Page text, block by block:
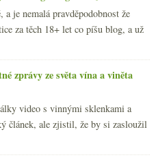
a je nemalá pravděpodobnost že
za těch 18+ let co píšu blog, a už
zprávy ze světa vína a viněta
video s vinnými sklenkami a
článek, ale zjistil, že by si zasloužil